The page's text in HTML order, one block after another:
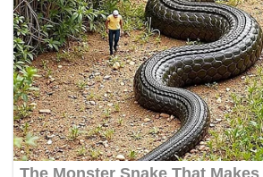
formula untuk menjamin
Bernama ketika ditemui baru-baru ini.
Jika ‘status quo’ dikekalkan, tujuh
majoriti kaum Cina yang akan
untuk ditandingi parti yang didominasi
Bandar Kuching, Stampin, Sibu,
Serian.